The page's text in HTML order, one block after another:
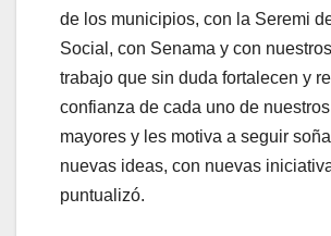
de los municipios, con la Seremi
Social, con Senama y con
trabajo que sin duda fortalecen y
confianza de cada uno de
mayores y les motiva a seguir
nuevas ideas, con nuevas
puntualizó.